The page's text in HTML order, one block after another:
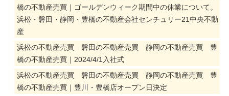
橋の不動産売買｜ゴールデンウィーク期間中の休業について。
浜松・磐田・静岡・豊橋の不動産会社センチュリー21中央不動
産
浜松の不動産売買 磐田の不動産売買 静岡の不動産売買 豊
橋の不動産売買｜2024/4/1入社式
浜松の不動産売買 磐田の不動産売買 静岡の不動産売買 豊
橋の不動産売買｜豊川・豊橋店オープン日決定